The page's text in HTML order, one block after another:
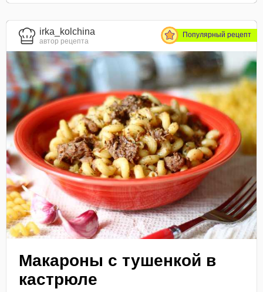
irka_kolchina
автор рецепта
Популярный рецепт
Макароны с тушенкой в
кастрюле